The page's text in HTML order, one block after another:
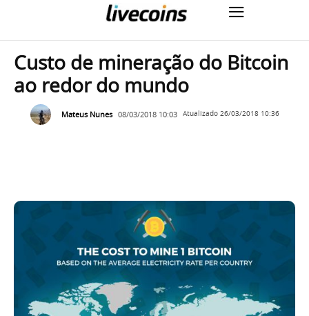
Custo de mineração do Bitcoin
ao redor do mundo
Mateus Nunes 08/03/2018 10:03 Atualizado 26/03/2018 10:36